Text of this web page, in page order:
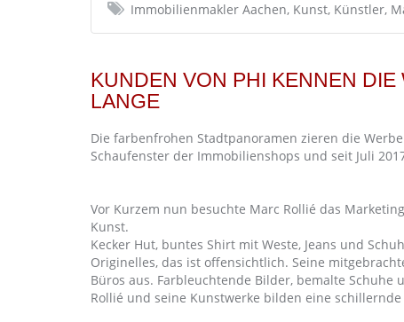
Immobilienmakler Aachen, Kunst, Künstler,
KUNDEN VON PHI KENNEN
LANGE
Die farbenfrohen Stadtpanoramen zieren die
Schaufenster der Immobilienshops und seit Juli
Vor Kurzem nun besuchte Marc Rollié das
Kunst.
Kecker Hut, buntes Shirt mit Weste, Jeans und
Originelles, das ist offensichtlich. Seine
Büros aus. Farbleuchtende Bilder, bemalte
Rollié und seine Kunstwerke bilden eine